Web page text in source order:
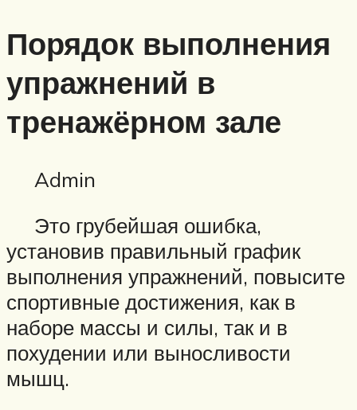
Порядок выполнения
упражнений в
тренажёрном зале
Admin
Это грубейшая ошибка,
установив правильный график
выполнения упражнений, повысите
спортивные достижения, как в
наборе массы и силы, так и в
похудении или выносливости
мышц.